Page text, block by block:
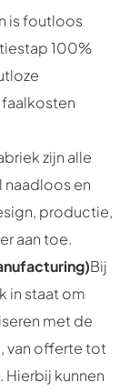
is foutloos
100%
zijn alle
en
productie,
aan toe.
Bij
in staat om
met de
van offerte tot
Hierbij kunnen